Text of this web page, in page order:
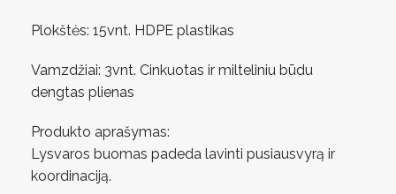
Plokštės: 15vnt. HDPE plastikas
Vamzdžiai: 3vnt. Cinkuotas ir milteliniu būdu
dengtas plienas
Produkto aprašymas:
Lysvaros buomas padeda lavinti pusiausvyrą ir
koordinaciją.